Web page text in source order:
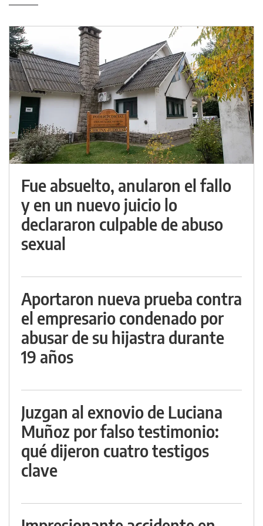
Fue absuelto, anularon el fallo
y en un nuevo juicio lo
declararon culpable de abuso
sexual
Aportaron nueva prueba contra
el empresario condenado por
abusar de su hijastra durante
19 años
Juzgan al exnovio de Luciana
Muñoz por falso testimonio:
qué dijeron cuatro testigos
clave